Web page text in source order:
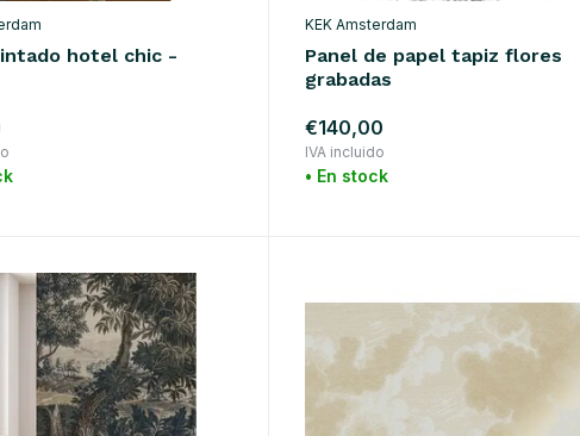
hotel chic -
KEK Amsterdam
Panel de papel tapiz flores
grabadas
€140,00
IVA incluido
• En stock